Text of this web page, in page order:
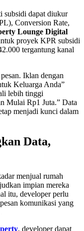
subsidi dapat diukur
Conversion Rate,
Lounge Digital
proyek KPR subsidi
tergantung kanal
Iklan dengan
Keluarga Anda”
lebih tinggi
Mulai Rp1 Juta.” Data
menjadi kunci dalam
Data,
menjual rumah
impian mereka
itu, developer perlu
komunikasi yang
, developer dapat